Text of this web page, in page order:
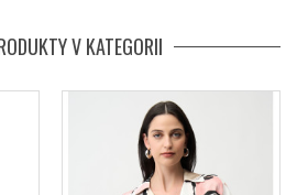
V KATEGORII